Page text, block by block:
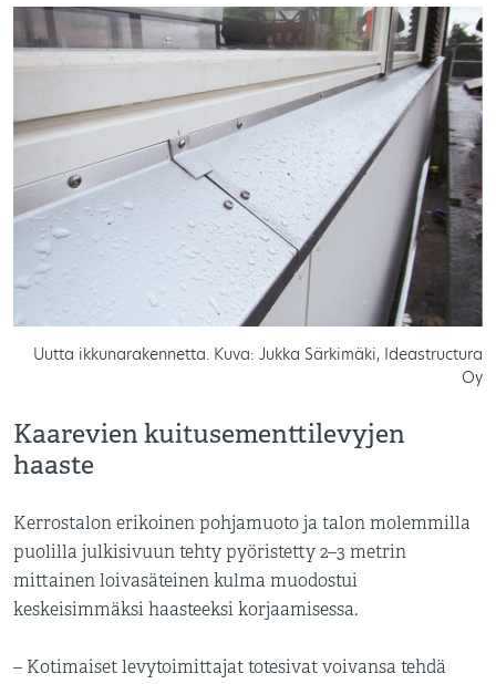
Uutta ikkunarakennetta. Kuva: Jukka Särkimäki, Ideastructura
Oy
Kaarevien kuitusementtilevyjen
haaste
Kerrostalon erikoinen pohjamuoto ja talon molemmilla
puolilla julkisivuun tehty pyöristetty 2–3 metrin
mittainen loivasäteinen kulma muodostui
keskeisimmäksi haasteeksi korjaamisessa.
– Kotimaiset levytoimittajat totesivat voivansa tehdä